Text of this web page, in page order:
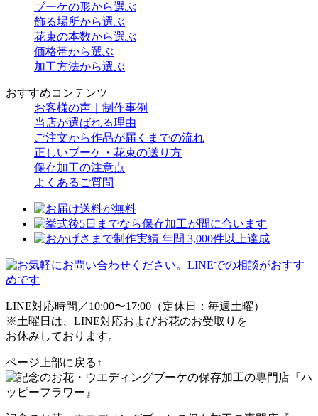
ブーケの形から選ぶ
飾る場所から選ぶ
花束の本数から選ぶ
価格帯から選ぶ
加工方法から選ぶ
おすすめコンテンツ
お客様の声｜制作事例
当店が選ばれる理由
ご注文から作品が届くまでの流れ
正しいブーケ・花束の送り方
保存加工の注意点
よくあるご質問
LINE対応時間／10:00〜17:00（定休日：毎週土曜）
※土曜日は、LINE対応およびお花のお受取りを
お休みしております。
ページ上部に戻る↑